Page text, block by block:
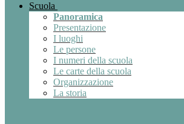
Scuola
Panoramica
Presentazione
I luoghi
Le persone
I numeri della scuola
Le carte della scuola
Organizzazione
La storia